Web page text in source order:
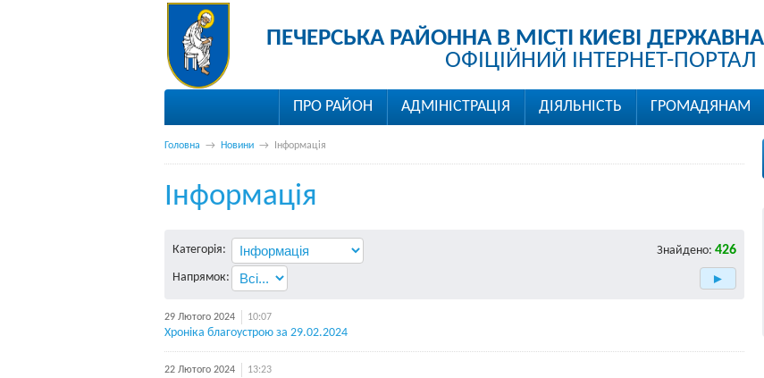
ПЕЧЕРСЬКА РАЙОННА В МІСТІ КИЄВІ
ОФІЦІЙНИЙ ІНТЕРНЕТ-ПОРТАЛ
ПРО РАЙОН АДМІНІСТРАЦІЯ ДІЯЛЬНІСТЬ ГРОМАДЯНАМ
Головна → Новини→ Інформація
Інформація
Категорія: Знайдено: 426
Напрямок:
29 Лютого 2024 10:07
Хроніка благоустрою за 29.02.2024
22 Лютого 2024 13:23